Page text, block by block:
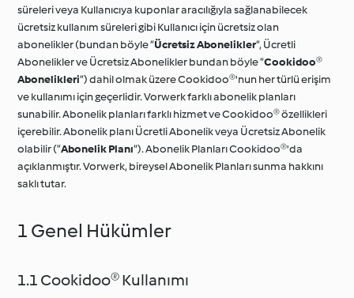
süreleri veya Kullanıcıya kuponlar aracılığıyla sağlanabilecek
ücretsiz kullanım süreleri gibi Kullanıcı için ücretsiz olan
abonelikler (bundan böyle “Ücretsiz Abonelikler“, Ücretli
Abonelikler ve Ücretsiz Abonelikler bundan böyle “Cookidoo®
Abonelikleri“) dahil olmak üzere Cookidoo®'nun her türlü erişim
ve kullanımı için geçerlidir. Vorwerk farklı abonelik planları
sunabilir. Abonelik planları farklı hizmet ve Cookidoo® özellikleri
içerebilir. Abonelik planı Ücretli Abonelik veya Ücretsiz Abonelik
olabilir (”Abonelik Planı“). Abonelik Planları Cookidoo®'da
açıklanmıştır. Vorwerk, bireysel Abonelik Planları sunma hakkını
saklı tutar.
1 Genel Hükümler
1.1 Cookidoo® Kullanımı